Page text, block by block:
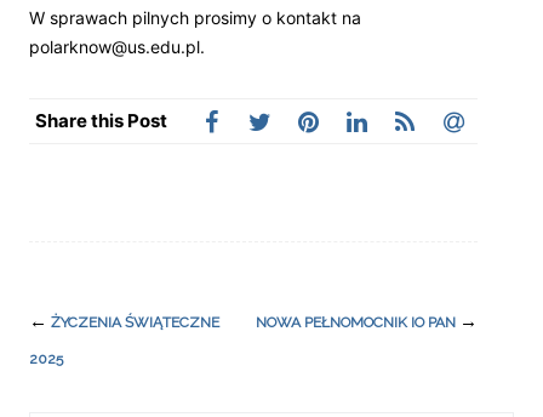
W sprawach pilnych prosimy o kontakt na
polarknow@us.edu.pl.
Share this Post
Post
navigation
← ŻYCZENIA ŚWIĄTECZNE
2025
NOWA PEŁNOMOCNIK IO PAN →